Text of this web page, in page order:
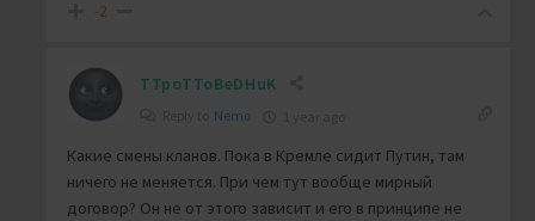
-2
TTpoTToBeDHuK
Nemo
Какие смены кланов. Пока в Кремле сидит Путин, там
ничего не меняется. При чем тут вообще мирный
договор? Он не от этого зависит и его в принципе не